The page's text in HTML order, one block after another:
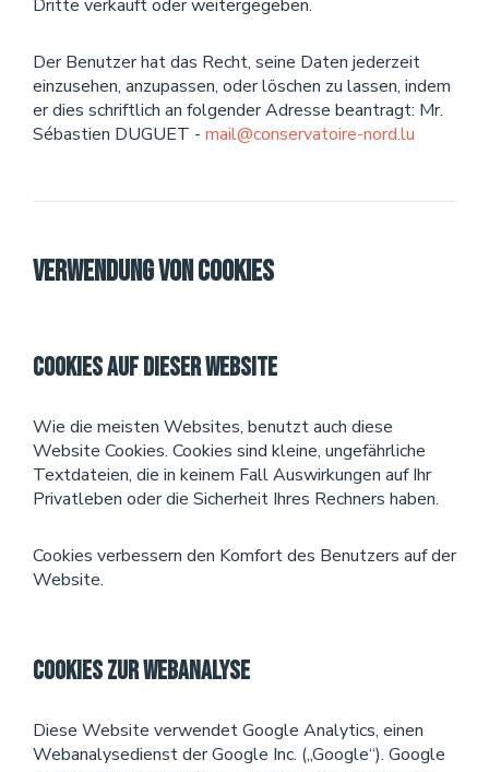
Dritte verkauft oder weitergegeben.
Der Benutzer hat das Recht, seine Daten jederzeit
einzusehen, anzupassen, oder löschen zu lassen, indem
er dies schriftlich an folgender Adresse beantragt: Mr.
Sébastien DUGUET - mail@conservatoire-nord.lu
Verwendung von Cookies
Cookies auf dieser Website
Wie die meisten Websites, benutzt auch diese
Website Cookies. Cookies sind kleine, ungefährliche
Textdateien, die in keinem Fall Auswirkungen auf Ihr
Privatleben oder die Sicherheit Ihres Rechners haben.
Cookies verbessern den Komfort des Benutzers auf der
Website.
Cookies zur Webanalyse
Diese Website verwendet Google Analytics, einen
Webanalysedienst der Google Inc. („Google“). Google